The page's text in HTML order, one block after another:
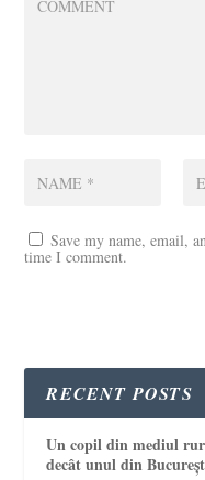
Save my name, email,
time I comment.
RECENT POSTS
Un copil din mediul
decât unul din